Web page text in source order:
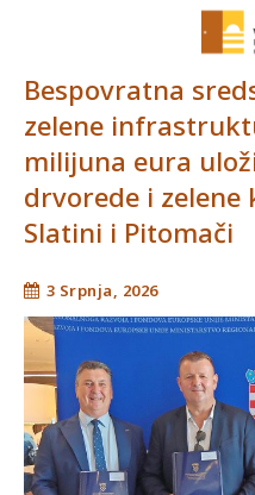
Bespovratna
zelene
milijuna eura
drvorede i
Slatini i Pitomači
3 Srpnja, 2026